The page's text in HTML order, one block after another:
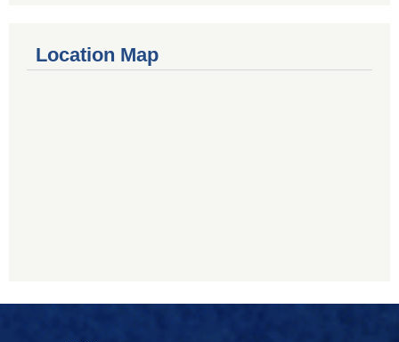
Location Map